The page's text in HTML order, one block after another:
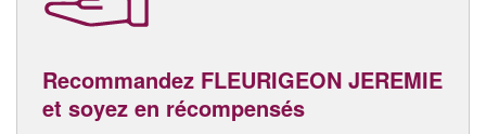
Recommandez FLEURIGEON JEREMIE
et soyez en récompensés